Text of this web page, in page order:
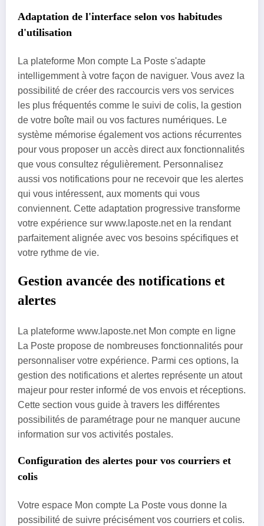
Adaptation de l'interface selon vos habitudes
d'utilisation
La plateforme Mon compte La Poste s'adapte
intelligemment à votre façon de naviguer. Vous avez la
possibilité de créer des raccourcis vers vos services
les plus fréquentés comme le suivi de colis, la gestion
de votre boîte mail ou vos factures numériques. Le
système mémorise également vos actions récurrentes
pour vous proposer un accès direct aux fonctionnalités
que vous consultez régulièrement. Personnalisez
aussi vos notifications pour ne recevoir que les alertes
qui vous intéressent, aux moments qui vous
conviennent. Cette adaptation progressive transforme
votre expérience sur www.laposte.net en la rendant
parfaitement alignée avec vos besoins spécifiques et
votre rythme de vie.
Gestion avancée des notifications et
alertes
La plateforme www.laposte.net Mon compte en ligne
La Poste propose de nombreuses fonctionnalités pour
personnaliser votre expérience. Parmi ces options, la
gestion des notifications et alertes représente un atout
majeur pour rester informé de vos envois et réceptions.
Cette section vous guide à travers les différentes
possibilités de paramétrage pour ne manquer aucune
information sur vos activités postales.
Configuration des alertes pour vos courriers et
colis
Votre espace Mon compte La Poste vous donne la
possibilité de suivre précisément vos courriers et colis.